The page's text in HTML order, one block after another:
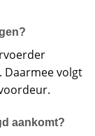
Daarmee volgt
aankomt?